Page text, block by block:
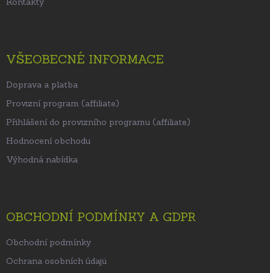
VŠEOBECNÉ INFORMACE
Doprava a platba
Provizní program (affiliate)
Přihlášení do provizního programu (affiliate)
Hodnocení obchodu
Výhodná nabídka
OBCHODNÍ PODMÍNKY A GDPR
Obchodní podmínky
Ochrana osobních údajů